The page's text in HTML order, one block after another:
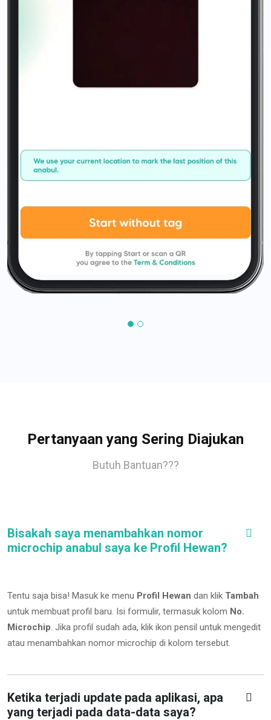
Pertanyaan yang Sering Diajukan
Butuh Bantuan???
Bisakah saya menambahkan nomor
microchip anabul saya ke Profil Hewan?
Tentu saja bisa! Masuk ke menu Profil Hewan dan klik Tambah
untuk membuat profil baru. Isi formulir, termasuk kolom No.
Microchip. Jika profil sudah ada, klik ikon pensil untuk mengedit
atau menambahkan nomor microchip di kolom tersebut.
Ketika terjadi update pada aplikasi, apa
yang terjadi pada data-data saya?